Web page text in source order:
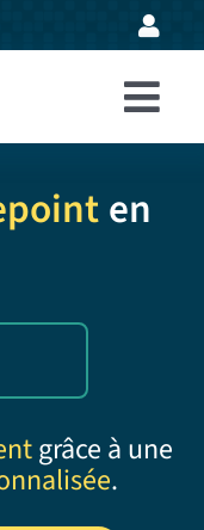
en
grâce à une
.